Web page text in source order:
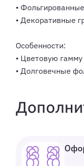
•
• Декоративные
Особенности:
• Цветовую
• Долговечные